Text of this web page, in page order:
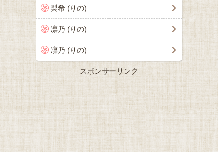
梨希 (りの)
凛乃 (りの)
凜乃 (りの)
スポンサーリンク